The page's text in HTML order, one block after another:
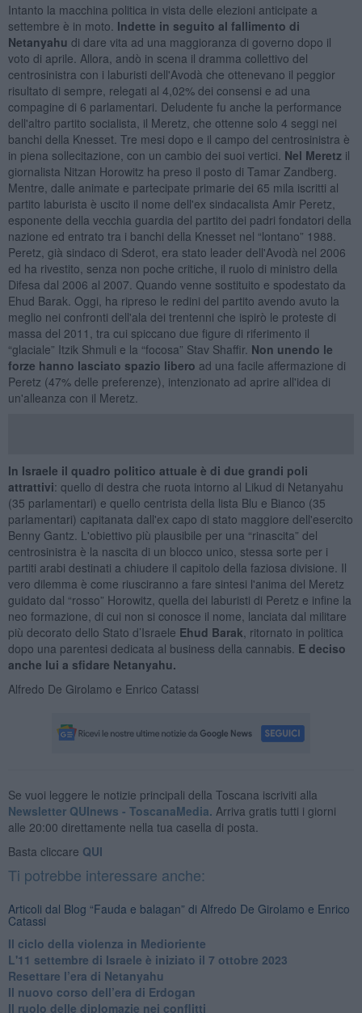
Intanto la macchina politica in vista delle elezioni anticipate a
settembre è in moto. Indette in seguito al fallimento di
Netanyahu di dare vita ad una maggioranza di governo dopo il
voto di aprile. Allora, andò in scena il dramma collettivo del
centrosinistra con i laburisti dell'Avodà che ottenevano il peggior
risultato di sempre, relegati al 4,02% dei consensi e ad una
compagine di 6 parlamentari. Deludente fu anche la performance
dell'altro partito socialista, il Meretz, che ottenne solo 4 seggi nei
banchi della Knesset. Tre mesi dopo e il campo del centrosinistra è
in piena sollecitazione, con un cambio dei suoi vertici. Nel Meretz il
giornalista Nitzan Horowitz ha preso il posto di Tamar Zandberg.
Mentre, dalle animate e partecipate primarie dei 65 mila iscritti al
partito laburista è uscito il nome dell'ex sindacalista Amir Peretz,
esponente della vecchia guardia del partito dei padri fondatori della
nazione ed entrato tra i banchi della Knesset nel “lontano” 1988.
Peretz, già sindaco di Sderot, era stato leader dell'Avodà nel 2006
ed ha rivestito, senza non poche critiche, il ruolo di ministro della
Difesa dal 2006 al 2007. Quando venne sostituito e spodestato da
Ehud Barak. Oggi, ha ripreso le redini del partito avendo avuto la
meglio nei confronti dell'ala dei trentenni che ispirò le proteste di
massa del 2011, tra cui spiccano due figure di riferimento il
“glaciale” Itzik Shmuli e la “focosa” Stav Shaffir. Non unendo le
forze hanno lasciato spazio libero ad una facile affermazione di
Peretz (47% delle preferenze), intenzionato ad aprire all'idea di
un'alleanza con il Meretz.
In Israele il quadro politico attuale è di due grandi poli
attrattivi: quello di destra che ruota intorno al Likud di Netanyahu
(35 parlamentari) e quello centrista della lista Blu e Bianco (35
parlamentari) capitanata dall'ex capo di stato maggiore dell'esercito
Benny Gantz. L'obiettivo più plausibile per una “rinascita” del
centrosinistra è la nascita di un blocco unico, stessa sorte per i
partiti arabi destinati a chiudere il capitolo della faziosa divisione. Il
vero dilemma è come riusciranno a fare sintesi l'anima del Meretz
guidato dal “rosso” Horowitz, quella dei laburisti di Peretz e infine la
neo formazione, di cui non si conosce il nome, lanciata dal militare
più decorato dello Stato d’Israele Ehud Barak , ritornato in politica
dopo una parentesi dedicata al business della cannabis. E deciso
anche lui a sfidare Netanyahu.
Alfredo De Girolamo e Enrico Catassi
Se vuoi leggere le notizie principali della Toscana iscriviti alla
Newsletter QUInews - ToscanaMedia. Arriva gratis tutti i giorni
alle 20:00 direttamente nella tua casella di posta.
Basta cliccare QUI
Ti potrebbe interessare anche:
Articoli dal Blog “Fauda e balagan” di Alfredo De Girolamo e Enrico
Catassi
Il ciclo della violenza in Medioriente
L'11 settembre di Israele è iniziato il 7 ottobre 2023
Resettare l’era di Netanyahu
​Il nuovo corso dell’era di Erdogan
Il ruolo delle diplomazie nei conflitti